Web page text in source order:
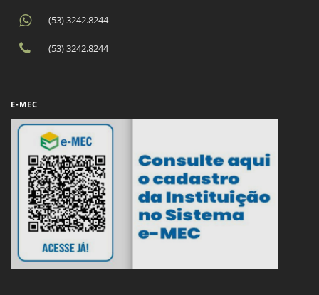
(53) 3242.8244
(53) 3242.8244
E-MEC